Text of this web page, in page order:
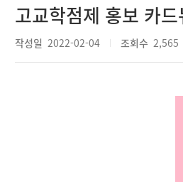
고교학점제 홍보 카
작성일 2022-02-04 조회수 2,565